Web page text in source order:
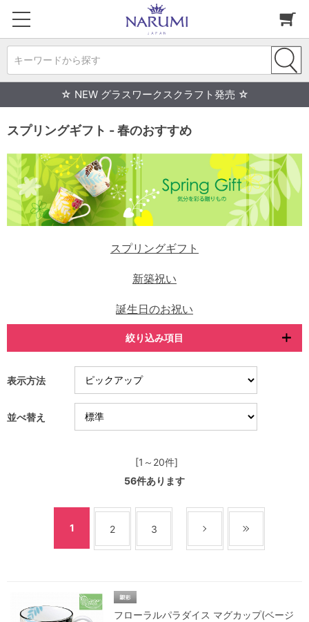
キーワードから探す
☆ NEW グラスワークスクラフト発売 ☆
スプリングギフト - 春のおすすめ
スプリングギフト
新築祝い
誕生日のお祝い
絞り込み項目
表示方法
並べ替え
[1～20件]
56件あります
1 2 3
フローラルパラダイス マグカップ(ベージ